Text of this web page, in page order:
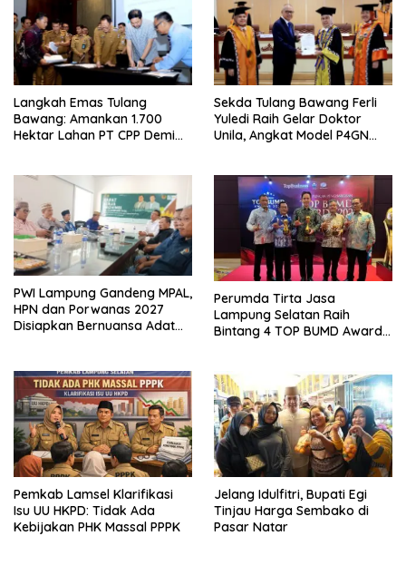
Langkah Emas Tulang
Bawang: Amankan 1.700
Hektar Lahan PT CPP Demi
Sekda Tulang Bawang Ferli
Yuledi Raih Gelar Doktor
Unila, Angkat Model P4GN
PWI Lampung Gandeng MPAL,
HPN dan Porwanas 2027
Disiapkan Bernuansa Adat
Perumda Tirta Jasa
Lampung Selatan Raih
Bintang 4 TOP BUMD Awards
Pemkab Lamsel Klarifikasi
Isu UU HKPD: Tidak Ada
Kebijakan PHK Massal PPPK
Jelang Idulfitri, Bupati Egi
Tinjau Harga Sembako di
Pasar Natar